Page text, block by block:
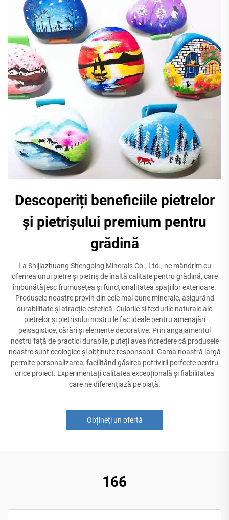
Descoperiți beneficiile pietrelor
și pietrișului premium pentru
grădină
La Shijiazhuang Shengping Minerals Co., Ltd., ne mândrim cu
oferirea unui pietre și pietriș de înaltă calitate pentru grădină, care
îmbunătățesc frumusețea și funcționalitatea spațiilor exterioare.
Produsele noastre provin din cele mai bune minerale, asigurând
durabilitate și atracție estetică. Culorile și texturile naturale ale
pietrelor și pietrișului nostru le fac ideale pentru amenajări
peisagistice, cărări și elemente decorative. Prin angajamentul
nostru față de practici durabile, puteți avea încredere că produsele
noastre sunt ecologice și obținute responsabil. Gama noastră largă
permite personalizarea, facilitând găsirea potrivirii perfecte pentru
orice proiect. Experimentați calitatea excepțională și fiabilitatea
care ne diferențiază pe piață.
Obțineți un ofertă
166